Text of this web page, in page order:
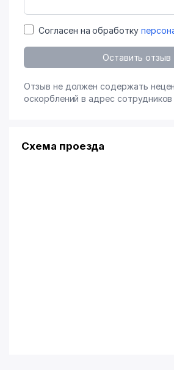
Согласен на обработку
Оставить отзыв
Отзыв не должен содержать
оскорблений в адрес сотрудников
Схема проезда